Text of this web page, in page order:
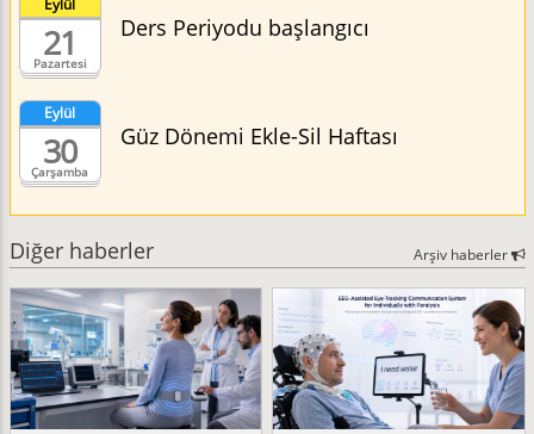
Pazartesi
Eylül
21 Ders Periyodu başlangıcı
Çarşamba
Eylül
30 Güz Dönemi Ekle-Sil Haftası
Diğer haberler Arşiv haberler